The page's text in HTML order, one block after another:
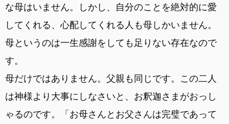
な母はいません。しかし、自分のことを絶対的に愛
してくれる、心配してくれる人も母しかいません。
母というのは一生感謝をしても足りない存在なので
す。
母だけではありません。父親も同じです。この二人
は神様より大事にしなさいと、お釈迦さまがおっし
ゃるのです。「お母さんとお父さんは完璧であって